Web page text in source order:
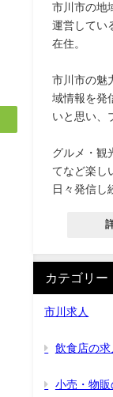
市川市の地
運営してい
在住。
市川市の魅
域情報を発
いと思い、
グルメ・観
てなど楽し
日々発信し
カテゴリー
市川求人
飲食店の求
小売・物販